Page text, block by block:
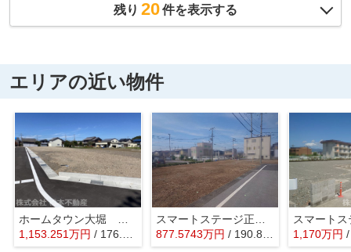
残り 20件を表示する
エリアの近い物件
1,153.251万円 / 176.50㎡
877.5743万円 / 190.86㎡
スマート
1,170万円